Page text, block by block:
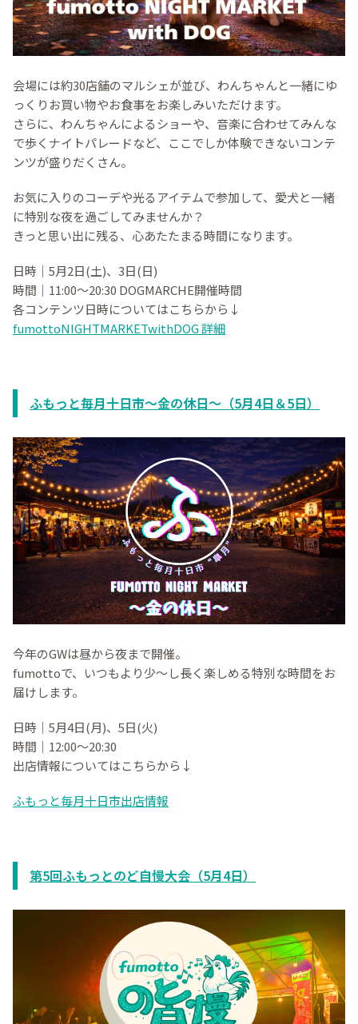
会場には約30店舗のマルシェが並び、わんちゃんと一緒にゆ
っくりお買い物やお食事をお楽しみいただけます。
さらに、わんちゃんによるショーや、音楽に合わせてみんな
で歩くナイトパレードなど、ここでしか体験できないコンテ
ンツが盛りだくさん。
お気に入りのコーデや光るアイテムで参加して、愛犬と一緒
に特別な夜を過ごしてみませんか？
きっと思い出に残る、心あたたまる時間になります。
日時｜5月2日(土)、3日(日)
時間｜11:00～20:30 DOGMARCHE開催時間
各コンテンツ日時についてはこちらから↓
fumottoNIGHTMARKETwithDOG 詳細
ふもっと毎月十日市～金の休日～（5月4日＆5日）
今年のGWは昼から夜まで開催。
fumottoで、いつもより少～し長く楽しめる特別な時間をお
届けします。
日時｜5月4日(月)、5日(火)
時間｜12:00～20:30
出店情報についてはこちらから↓
ふもっと毎月十日市出店情報
第5回ふもっとのど自慢大会（5月4日）